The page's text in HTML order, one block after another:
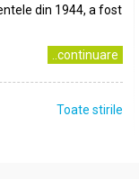
din 1944, a fost
..continuare
Toate stirile